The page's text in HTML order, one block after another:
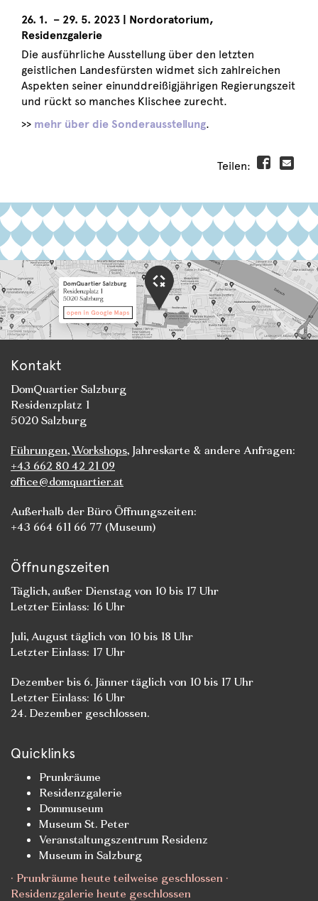
26. 1. – 29. 5. 2023
Nordoratorium,
Residenzgalerie
Die ausführliche Ausstellung über den letzten
geistlichen Landesfürsten widmet sich zahlreichen
Aspekten seiner einunddreißigjährigen Regierungszeit
und rückt so manches Klischee zurecht.
>> mehr über die Sonderausstellung.
Teilen:
Kontakt
DomQuartier Salzburg
Residenzplatz 1
5020 Salzburg
Führungen,Workshops, Jahreskarte & andere Anfragen:
+43 662 80 42 21 09
office@domquartier.at
Außerhalb der Büro Öffnungszeiten:
+43 664 611 66 77 (Museum)
Öffnungszeiten
Täglich, außer Dienstag von 10 bis 17 Uhr
Letzter Einlass: 16 Uhr
Juli, August täglich von 10 bis 18 Uhr
Letzter Einlass: 17 Uhr
Dezember bis 6. Jänner täglich von 10 bis 17 Uhr
Letzter Einlass: 16 Uhr
24. Dezember geschlossen.
Quicklinks
Prunkräume
Residenzgalerie
Dommuseum
Museum St. Peter
Veranstaltungszentrum Residenz
Museum in Salzburg
· Prunkräume heute teilweise geschlossen ·
Residenzgalerie heute geschlossen